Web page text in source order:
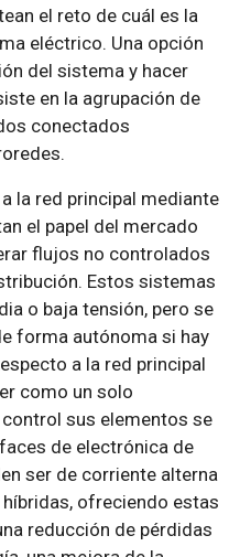
el reto de cuál es la
eléctrico. Una opción
del sistema y hacer
en la agrupación de
conectados
la red principal mediante
el papel del mercado
flujos no controlados
Estos sistemas
o baja tensión, pero se
forma autónoma si hay
a la red principal
como un solo
sus elementos se
de electrónica de
ser de corriente alterna
ofreciendo estas
reducción de pérdidas